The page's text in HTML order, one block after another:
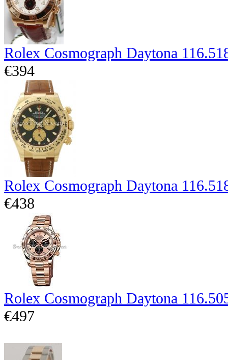
Rolex Cosmograph Daytona
€394
Rolex Cosmograph Daytona
€438
Rolex Cosmograph Daytona
€497